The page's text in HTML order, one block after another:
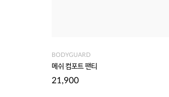
BODYGUARD
메쉬 컴포트 팬티
21,900